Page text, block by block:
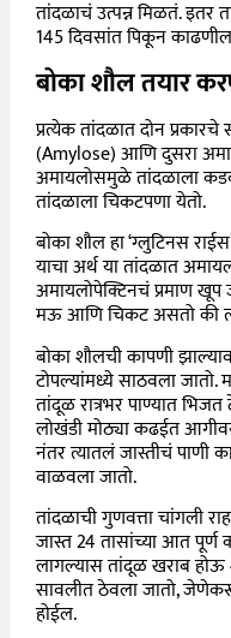
तांदळाचं उत्पन्न मिळतं. इतर
145 दिवसांत पिकून
बोका शौल तयार
प्रत्येक तांदळात दोन
(Amylose) आणि दुसरा
अमायलोसमुळे तांदळाला
तांदळाला चिकटपणा येतो.
बोका शौल हा ‘ग्लुटिनस
याचा अर्थ या तांदळात
अमायलोपेक्टिनचं प्रमाण
मऊ आणि चिकट असतो की
बोका शौलची कापणी
टोपल्यांमध्ये साठवला
तांदूळ रात्रभर पाण्यात
लोखंडी मोठ्या कढईत
नंतर त्यातलं जास्तीचं पाणी
वाळवला जातो.
तांदळाची गुणवत्ता चांगली
जास्त 24 तासांच्या आत पूर्ण
लागल्यास तांदूळ खराब
सावलीत ठेवला जातो,
होईल.